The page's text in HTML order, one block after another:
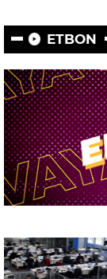
ETBON